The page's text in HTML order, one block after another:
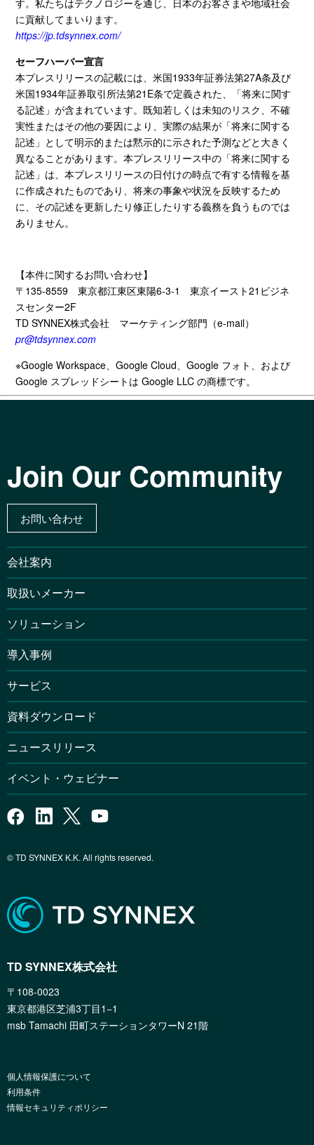
に貢献してまいります。
https://jp.tdsynnex.com/
セーフハーバー宣言
本プレスリリースの記載には、米国1933年証券法第27A条及び
米国1934年証券取引所法第21E条で定義された、「将来に関す
る記述」が含まれています。既知若しくは未知のリスク、不確
実性またはその他の要因により、実際の結果が「将来に関する
記述」として明示的または黙示的に示された予測などと大きく
異なることがあります。本プレスリリース中の「将来に関する
記述」は、本プレスリリースの日付けの時点で有する情報を基
に作成されたものであり、将来の事象や状況を反映するため
に、その記述を更新したり修正したりする義務を負うものでは
ありません。
【本件に関するお問い合わせ】
〒 135-8559東京都江東区東陽6-3-1東京イースト21 ビジネ
スセンター2F
TD SYNNEX株式会社
マーケティング部門（e-mail）
pr@tdsynnex.com
※Google Workspace 、Google Cloud 、Google フォト、および
Google スプレッドシートは Google LLCの商標です。
Join Our Community
お問い合わせ
会社案内
取扱いメーカー
ソリューション
導入事例
サービス
資料ダウンロード
ニュースリリース
イベント・ウェビナー
© TD SYNNEX K.K. All rights reserved.
TD SYNNEX株式会社
〒108-0023
東京都港区芝浦3丁目1−1
msb Tamachi 田町ステーションタワーN 21階
個人情報保護について
利用条件
情報セキュリティポリシー